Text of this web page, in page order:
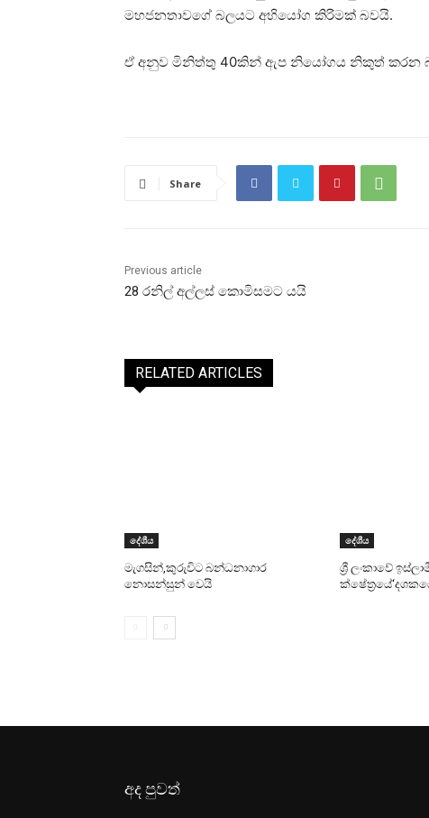
මහජනතාවගේ බලයට අභියෝග කිරිමක් බවයි.
ඒ අනුව මිනිත්තු 40කින් ඇප නියෝගය නිකුත් කරන බව
Share
Previous article
28 රනිල් අල්ලස් කොමිසමට යයි
RELATED ARTICLES
දේශීය
මැගසින්,කුරුවිට බන්ධනාගාර
නොසන්සුන් වෙයි
දේශීය
ශ්‍රී ලංකාවේ
අද පුවත්